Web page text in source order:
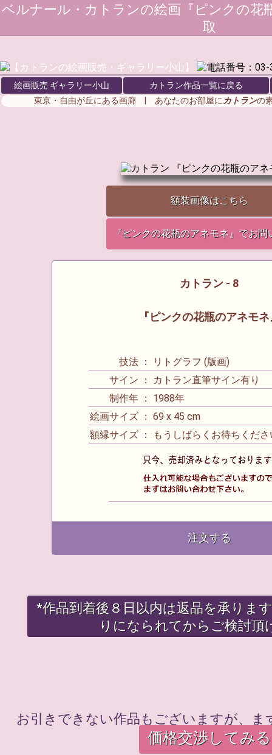
ベルナール・カトランの絵画『ピンクの花
取
絵画販売 ギャラリー小山
カトラン作品一覧に戻る
東京・自由が丘にある画廊 | あなたのお部屋に カトランの
額装画像はこちら
『ピンクの花瓶のアネモネ』でお問
カトラン - 8
『ピンクの花瓶のアネモネ
技法 ： リトグラフ (版画)
サイン ： カトラン直筆サイン有り
制作年 ： 1988年
絵画サイズ ： 69 x 45 cm
額縁サイズ ： もうしばらくお待ちくだ
注文する
*作品到着後８日以内は返品を承りま
りになられてからご検討頂
お引きできない作品もございますが、
価格交渉してみる